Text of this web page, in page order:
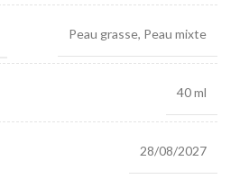
Peau grasse, Peau mixte
40 ml
28/08/2027